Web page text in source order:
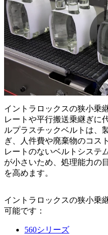
自動車
EVバッテ
工業
業界の概要
イントラロックスの狭小乗
レートや平行搬送乗継ぎに
ルプラスチックベルトは、
ぎ、人件費や廃棄物のコス
レートのないベルトシステ
が小さいため、処理能力の
を高めます。
イントラロックスの狭小乗
可能です：
560シリーズ